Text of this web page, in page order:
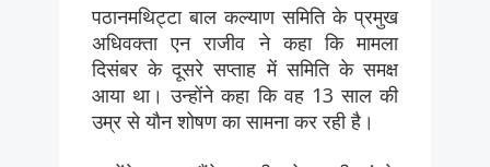
पठानमथिट्टा बाल कल्याण समिति के प्रमुख
अधिवक्ता एन राजीव ने कहा कि मामला
दिसंबर के दूसरे सप्ताह में समिति के समक्ष
आया था। उन्होंने कहा कि वह 13 साल की
उम्र से यौन शोषण का सामना कर रही है।